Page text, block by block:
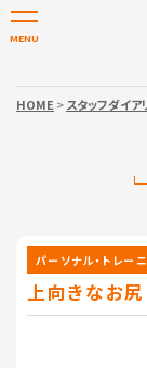
HOME >スタッフダイア
パーソナル・トレー
上向きなお